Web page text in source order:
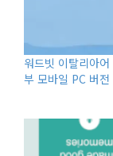
워드빗 이탈리아
부 모바일 PC 버전